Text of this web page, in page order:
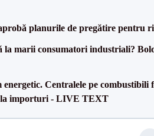
planurile de pregătire pentru
la marii consumatori industriali?
Centralele pe combustibili
la importuri - LIVE TEXT